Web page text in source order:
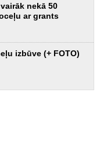
nekā 50
ar grants
izbūve (+ FOTO)